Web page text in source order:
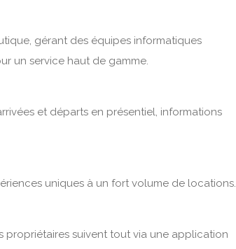
gérant des équipes informatiques
un service haut de gamme.
et départs en présentiel, informations
uniques à un fort volume de locations.
propriétaires suivent tout via une application